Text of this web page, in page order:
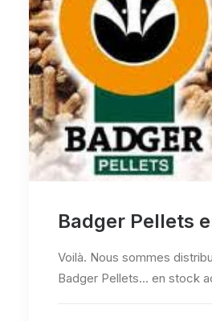
Badger Pellets
Voilà. Nous sommes
Badger Pellets... en stock